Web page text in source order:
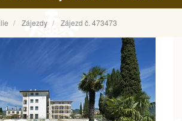
Zájezdy Zájezd č. 473473